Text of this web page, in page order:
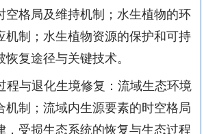
空格局及维持机制；水生植物的环
机制；水生植物资源的保护和可持
恢复途径与关键技术。
程与退化生境修复：流域生态环境
机制；流域内生源要素的时空格局
，受损生态系统的恢复与生态过程